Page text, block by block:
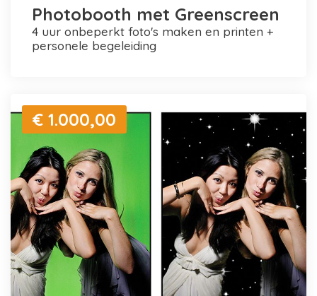
Photobooth met Greenscreen
4 uur onbeperkt foto's maken en printen +
personele begeleiding
€ 1.000,00